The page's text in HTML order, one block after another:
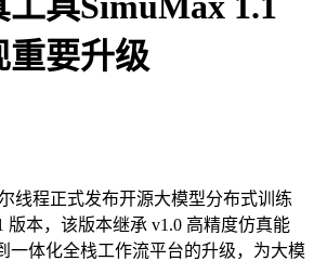
重要升级
线程正式发布开源大模型分布式训练
版本，该版本继承 v1.0 高精度仿真能
一体化全栈工作流平台的升级，为大模